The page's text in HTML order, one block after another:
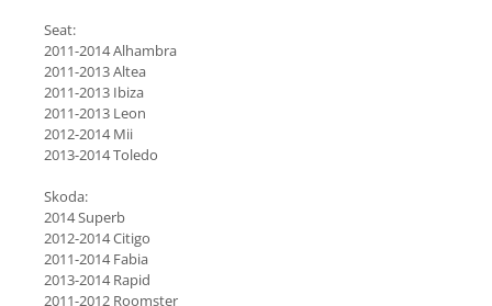
Seat:
2011-2014 Alhambra
2011-2013 Altea
2011-2013 Ibiza
2011-2013 Leon
2012-2014 Mii
2013-2014 Toledo
Skoda:
2014 Superb
2012-2014 Citigo
2011-2014 Fabia
2013-2014 Rapid
2011-2012 Roomster